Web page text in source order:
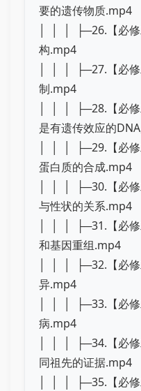
要的遗传物质.mp4
│ │ │ ├─26.【必
构.mp4
│ │ │ ├─27.【必
制.mp4
│ │ │ ├─28.【必
是有遗传效应的
│ │ │ ├─29.【必
蛋白质的合成.mp4
│ │ │ ├─30.【必
与性状的关系.mp4
│ │ │ ├─31.【必
和基因重组.mp4
│ │ │ ├─32.【必
异.mp4
│ │ │ ├─33.【必
病.mp4
│ │ │ ├─34.【必
同祖先的证据.mp4
│ │ │ ├─35.【必